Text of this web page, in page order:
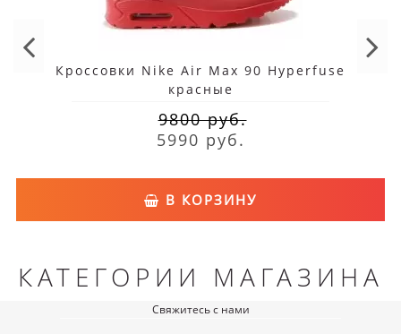
Кроссовки Nike Air Max 90 Hyperfuse
красные
9800 руб.
5990 руб.
В КОРЗИНУ
КАТЕГОРИИ МАГАЗИНА
Свяжитесь с нами